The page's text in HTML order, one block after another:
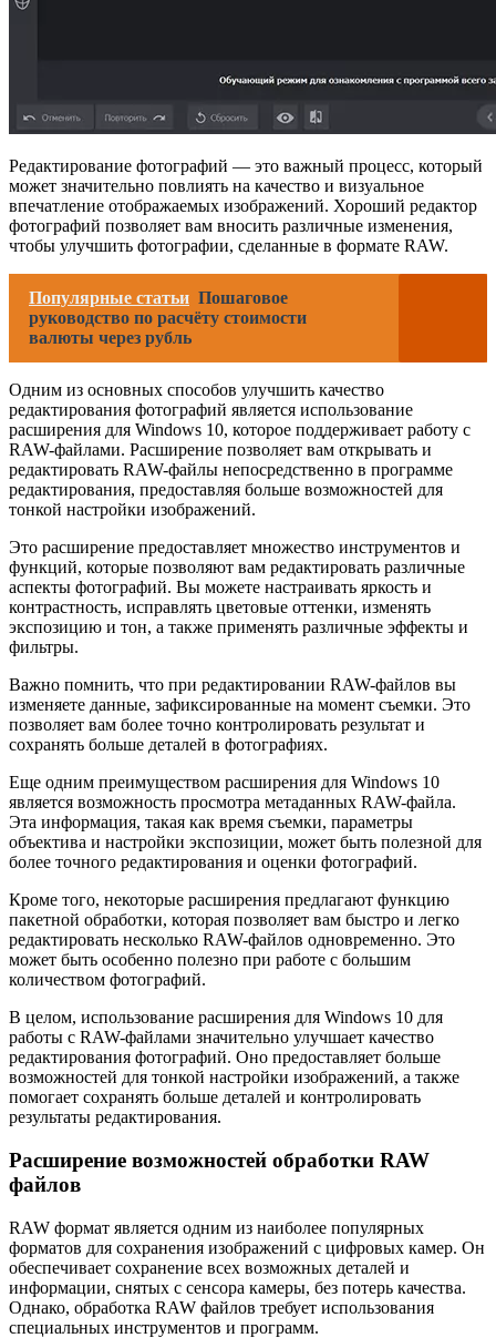
Редактирование фотографий — это важный процесс, который
может значительно повлиять на качество и визуальное
впечатление отображаемых изображений. Хороший редактор
фотографий позволяет вам вносить различные изменения,
чтобы улучшить фотографии, сделанные в формате RAW.
Популярные статьи Пошаговое
руководство по расчёту стоимости
валюты через рубль
Одним из основных способов улучшить качество
редактирования фотографий является использование
расширения для Windows 10, которое поддерживает работу с
RAW-файлами. Расширение позволяет вам открывать и
редактировать RAW-файлы непосредственно в программе
редактирования, предоставляя больше возможностей для
тонкой настройки изображений.
Это расширение предоставляет множество инструментов и
функций, которые позволяют вам редактировать различные
аспекты фотографий. Вы можете настраивать яркость и
контрастность, исправлять цветовые оттенки, изменять
экспозицию и тон, а также применять различные эффекты и
фильтры.
Важно помнить, что при редактировании RAW-файлов вы
изменяете данные, зафиксированные на момент съемки. Это
позволяет вам более точно контролировать результат и
сохранять больше деталей в фотографиях.
Еще одним преимуществом расширения для Windows 10
является возможность просмотра метаданных RAW-файла.
Эта информация, такая как время съемки, параметры
объектива и настройки экспозиции, может быть полезной для
более точного редактирования и оценки фотографий.
Кроме того, некоторые расширения предлагают функцию
пакетной обработки, которая позволяет вам быстро и легко
редактировать несколько RAW-файлов одновременно. Это
может быть особенно полезно при работе с большим
количеством фотографий.
В целом, использование расширения для Windows 10 для
работы с RAW-файлами значительно улучшает качество
редактирования фотографий. Оно предоставляет больше
возможностей для тонкой настройки изображений, а также
помогает сохранять больше деталей и контролировать
результаты редактирования.
Расширение возможностей обработки RAW
файлов
RAW формат является одним из наиболее популярных
форматов для сохранения изображений с цифровых камер. Он
обеспечивает сохранение всех возможных деталей и
информации, снятых с сенсора камеры, без потерь качества.
Однако, обработка RAW файлов требует использования
специальных инструментов и программ.